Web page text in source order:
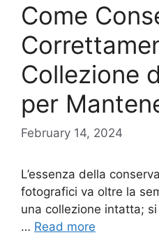
Come
Collezione
per
February 14, 2024
L’essenza della
fotografici va oltre la
una collezione intatta;
… Read more